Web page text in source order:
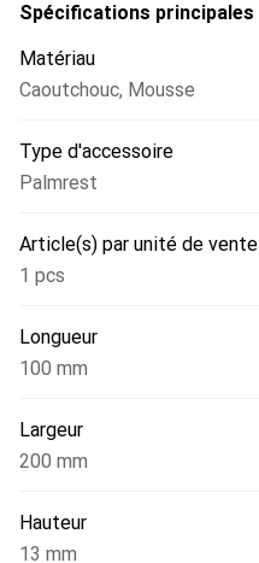
Spécifications principales
Matériau
Caoutchouc, Mousse
Type d'accessoire
Palmrest
Article(s) par unité de vente
1 pcs
Longueur
100 mm
Largeur
200 mm
Hauteur
13 mm